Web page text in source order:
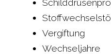
Vergiftung
Wechseljahre